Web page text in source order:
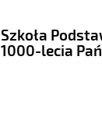
Szkoła
1000-lecia